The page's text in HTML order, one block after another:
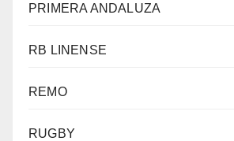
PRIMERA ANDALUZA
RB LINENSE
REMO
RUGBY